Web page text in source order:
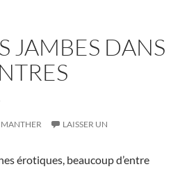
JAMBES DANS
LAISSER UN
érotiques, beaucoup d’entre